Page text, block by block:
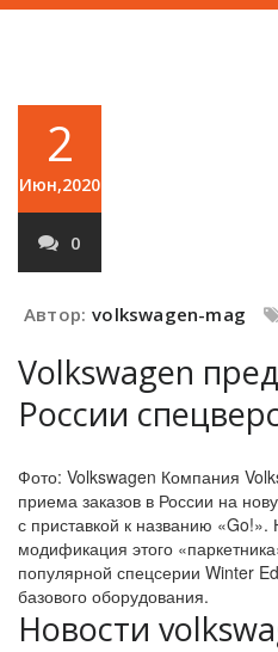
2
Июн,2020
0
Автор: volkswagen-mag
Volkswagen
России
Фото: Volkswagen Компания
приема заказов в России на
с приставкой к названию
модификация этого
популярной спецсерии Winter
базового оборудования.
Новости